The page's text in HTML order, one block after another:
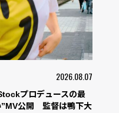
2026.08.07
プロデュースの最
”MV公開 監督は鴨下大